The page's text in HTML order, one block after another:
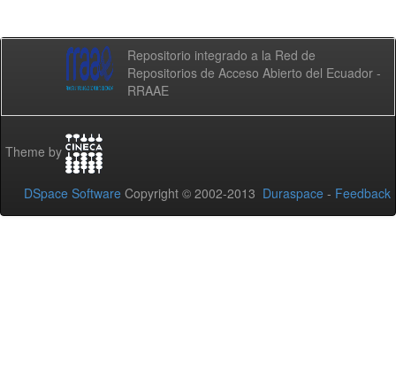
Repositorio integrado a la Red de
Repositorios de Acceso Abierto del Ecuador -
RRAAE
Theme by
DSpace Software Copyright © 2002-2013 Duraspace - Feedback